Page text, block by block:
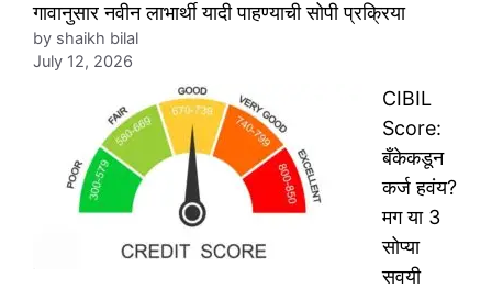
गावानुसार नवीन लाभार्थी यादी पाहण्याची सोपी प्रक्रिया
by shaikh bilal
July 12, 2026
CIBIL
Score:
बँकेकडून
कर्ज हवंय?
मग या 3
सोप्या
सवयी